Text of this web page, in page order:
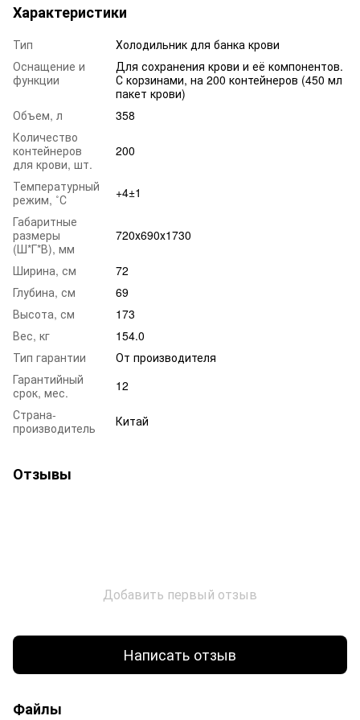
Характеристики
Тип
Холодильник для банка крови
Оснащение и
функции
Для сохранения крови и её компонентов.
С корзинами, на 200 контейнеров (450 мл
пакет крови)
Объем, л
358
Количество
контейнеров
для крови, шт.
200
Температурный
режим, ˚С
+4±1
Габаритные
размеры
(Ш*Г*В), мм
720х690х1730
Ширина, см
72
Глубина, см
69
Высота, см
173
Вес, кг
154.0
Тип гарантии
От производителя
Гарантийный
срок, мес.
12
Страна-
производитель
Китай
Отзывы
Добавить первый отзыв
Написать отзыв
Файлы